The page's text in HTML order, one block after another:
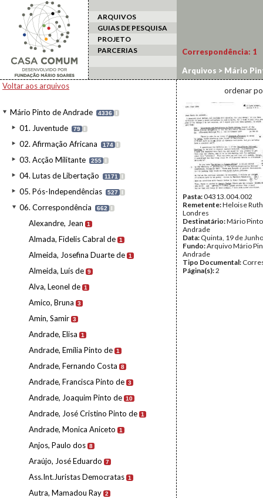
ARQUIVOS
GUIAS DE PESQUISA
PROJETO
PARCERIAS
Voltar aos arquivos
Mário Pinto de Andrade 4336 I
01. Juventude 79 I
02. Afirmação Africana 174 I
03. Acção Militante 255 I
04. Lutas de Libertação 1171 I
05. Pós-Independências 527 I
06. Correspondência 662 I
Alexandre, Jean 1
Almada, Fidelis Cabral de 1
Almeida, Josefina Duarte de 1
Almeida, Luís de 9
Alva, Leonel de 1
Amico, Bruna 3
Amin, Samir 3
Andrade, Elisa 1
Andrade, Emília Pinto de 1
Andrade, Fernando Costa 8
Andrade, Francisca Pinto de 3
Andrade, Joaquim Pinto de 10
Andrade, José Cristino Pinto de 1
Andrade, Monica Aniceto 1
Anjos, Paulo dos 8
Araújo, José Eduardo 7
Ass.Int.Juristas Democratas 1
Autra, Mamadou Ray 2
Correspondência: 1
Arquivos > Mário
ordenar
Pasta:04313.004.002
Remetente:Heloise
Londres
Destinatário:Mário
Andrade
Data: Quinta, 19 de
Fundo:Arquivo Mário
Andrade
Tipo Documental:
Página(s):2